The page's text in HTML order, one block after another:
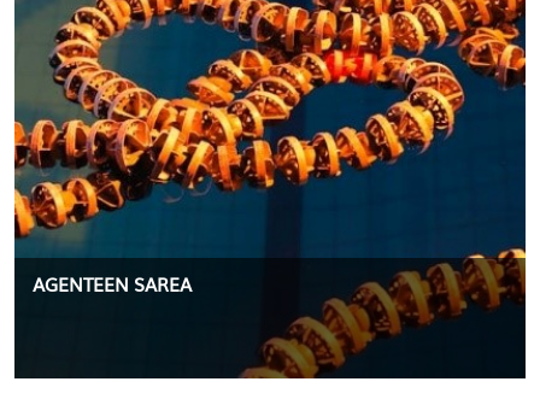
AGENTEEN SAREA